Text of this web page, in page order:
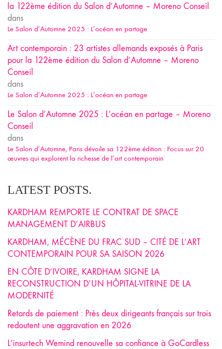
la 122ème édition du Salon d’Automne – Moreno Conseil
dans
Le Salon d’Automne 2025 : L’océan en partage
Art contemporain : 23 artistes allemands exposés à Paris
pour la 122ème édition du Salon d’Automne – Moreno
Conseil
dans
Le Salon d’Automne 2025 : L’océan en partage
Le Salon d’Automne 2025 : L’océan en partage – Moreno
Conseil
dans
Le Salon d’Automne, Paris dévoile sa 122ème édition : Focus sur 20
œuvres qui explorent la richesse de l’art contemporain
LATEST POSTS.
KARDHAM REMPORTE LE CONTRAT DE SPACE
MANAGEMENT D’AIRBUS
KARDHAM, MÉCÈNE DU FRAC SUD – CITÉ DE L’ART
CONTEMPORAIN POUR SA SAISON 2026
EN CÔTE D’IVOIRE, KARDHAM SIGNE LA
RECONSTRUCTION D’UN HÔPITAL-VITRINE DE LA
MODERNITÉ
Retards de paiement : Près deux dirigeants français sur trois
redoutent une aggravation en 2026
L’insurtech Wemind renouvelle sa confiance à GoCardless